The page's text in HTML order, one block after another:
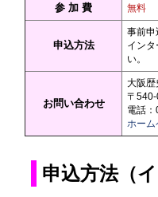
参 加 費 無料
申込方法
事前申
イン
い。
お問い合わせ
大阪歴
〒
電話
ホー
申込方法（